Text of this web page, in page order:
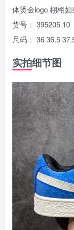
体烫金logo 栩栩如
货号： 395205 10
尺码： 36 36.5
实拍细节图